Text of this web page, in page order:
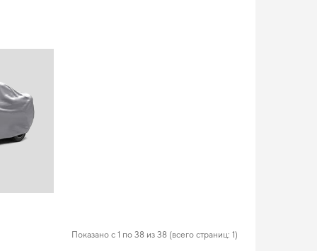
Показано с 1 по 38 из 38 (всего страниц: 1)